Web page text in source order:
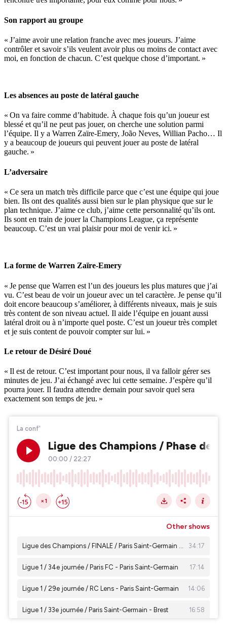
Son rapport au groupe
« J’aime avoir une relation franche avec mes joueurs. J’aime
contrôler et savoir s’ils veulent avoir plus ou moins de contact avec
moi, en fonction de chacun. C’est quelque chose d’important. »
Les absences au poste de latéral gauche
« On va faire comme d’habitude. À chaque fois qu’un joueur est
blessé et qu’il ne peut pas jouer, on cherche une solution parmi
l’équipe. Il y a Warren Zaïre-Emery, João Neves, Willian Pacho… Il
y a beaucoup de joueurs qui peuvent jouer au poste de latéral
gauche. »
L’adversaire
« Ce sera un match très difficile parce que c’est une équipe qui joue
bien. Ils ont des qualités aussi bien sur le plan physique que sur le
plan technique. J’aime ce club, j’aime cette personnalité qu’ils ont.
Ils sont en train de jouer la Champions League, ça représente
beaucoup. C’est un vrai plaisir pour moi de venir ici. »
La forme de Warren Zaïre-Emery
« Je pense que Warren est l’un des joueurs les plus matures que j’ai
vu. C’est beau de voir un joueur avec un tel caractère. Je pense qu’il
doit encore beaucoup s’améliorer, à différents niveaux, mais je suis
très content de son niveau actuel. Il aide l’équipe en jouant aussi
latéral droit ou à n’importe quel poste. C’est un joueur très complet
et je suis content de pouvoir compter sur lui. »
Le retour de Désiré Doué
« Il est de retour. C’est important pour nous, il va falloir gérer ses
minutes de jeu. J’ai échangé avec lui cette semaine. J’espère qu’il
pourra jouer. Il faudra attendre demain pour savoir quel sera
exactement son temps de jeu. »